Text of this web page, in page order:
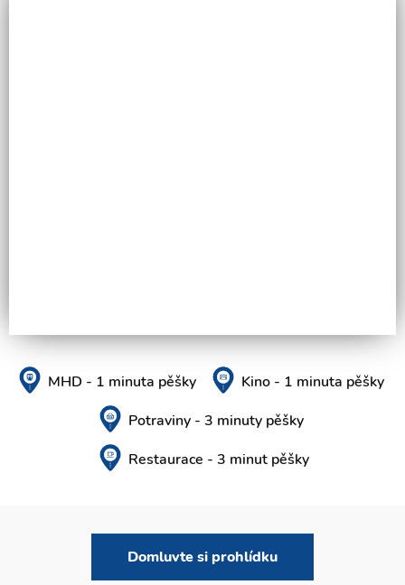
MHD - 1 minuta pěšky
Kino - 1 minuta pěšky
Potraviny - 3 minuty pěšky
Restaurace - 3 minut pěšky
Domluvte si prohlídku